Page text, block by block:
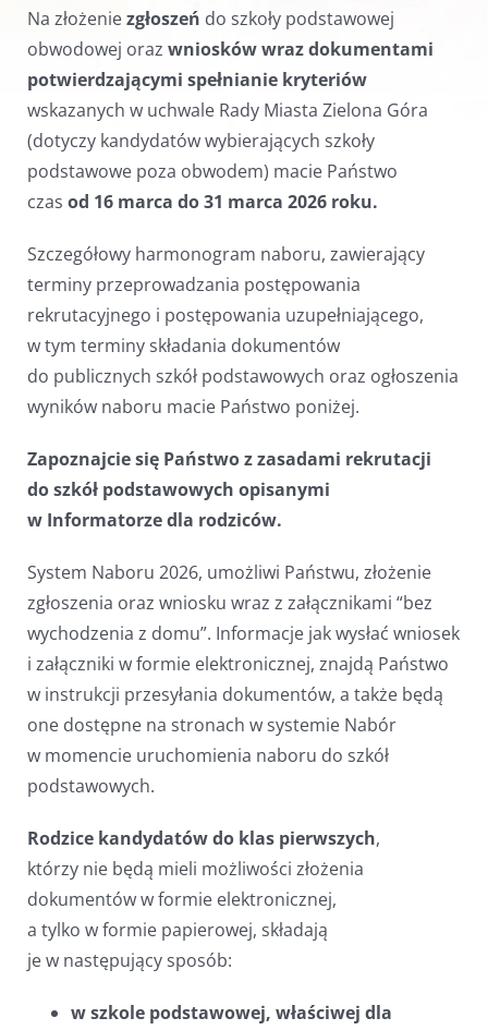
Na złożeniezgłoszeń do szkoły podstawowej
obwodowej oraz wnioskówwraz dokumentami
potwierdzającymi spełnianie kryteriów
wskazanych w uchwale Rady Miasta Zielona Góra
(dotyczy kandydatów wybierających szkoły
podstawowe poza obwodem) macie Państwo
czas od 16 marca do 31 marca 2026 roku.
Szczegółowy harmonogram naboru, zawierający
terminy przeprowadzania postępowania
rekrutacyjnego i postępowania uzupełniającego,
w tym terminy składania dokumentów
do publicznych szkół podstawowych oraz ogłoszenia
wyników naboru macie Państwo poniżej.
Zapoznajcie się Państwo z zasadami rekrutacji
do szkół podstawowych opisanymi
w Informatorze dla rodziców.
System Naboru 2026, umożliwi Państwu, złożenie
zgłoszenia oraz wniosku wraz z załącznikami “bez
wychodzenia z domu”. Informacje jak wysłać wniosek
i załączniki w formie elektronicznej, znajdą Państwo
w instrukcji przesyłania dokumentów, a także będą
one dostępne na stronach w systemie Nabór
w momencie uruchomienia naboru do szkół
podstawowych.
Rodzice kandydatów do klas pierwszych,
którzy nie będą mieli możliwości złożenia
dokumentów w formie elektronicznej,
a tylko w formie papierowej, składają
je w następujący sposób:
w szkole podstawowej, właściwej dla